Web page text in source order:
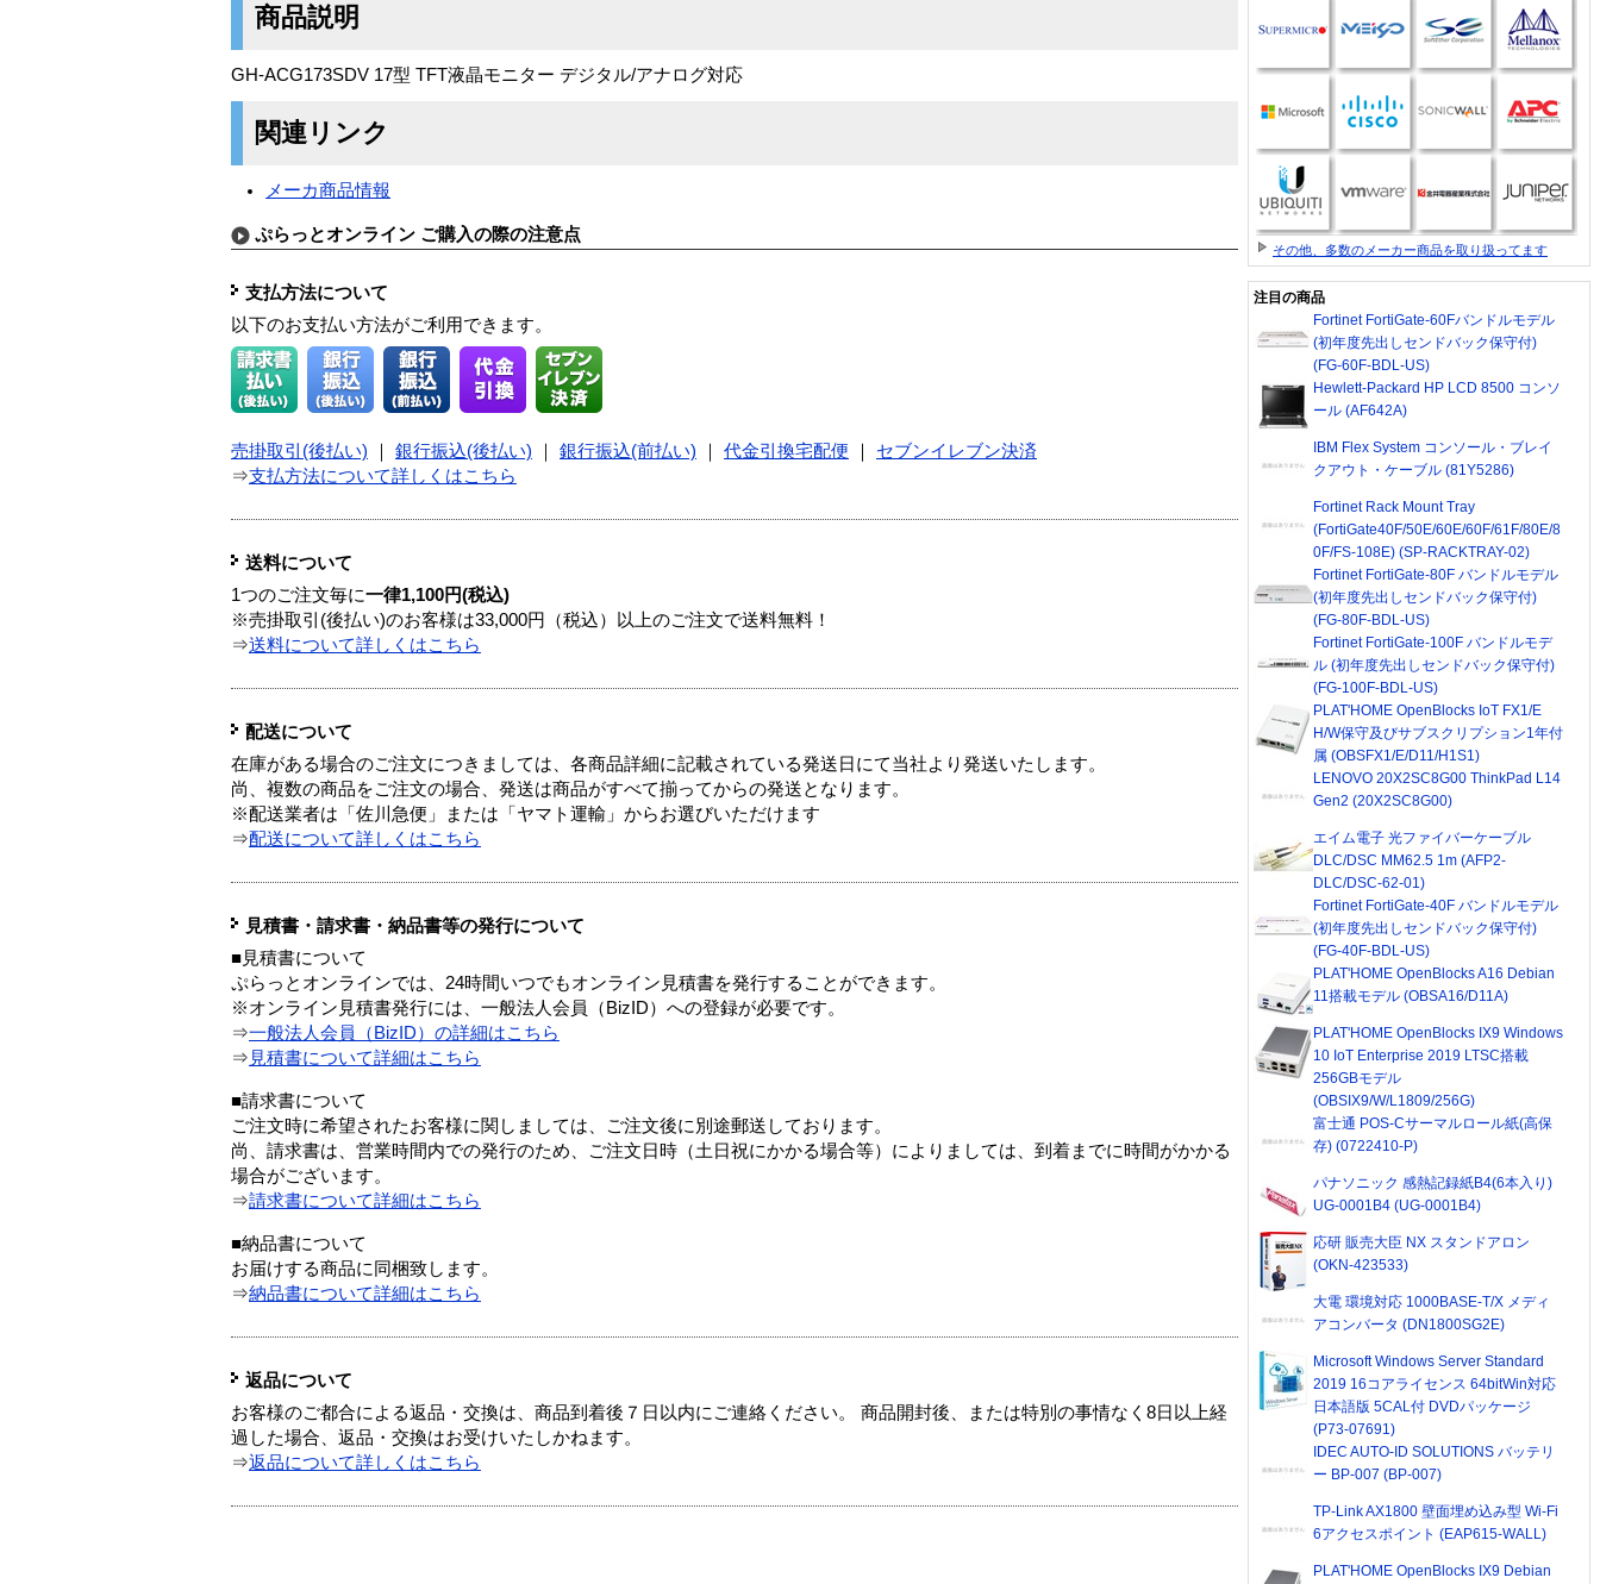
商品説明
GH-ACG173SDV 17型 TFT液晶モニター デジタル/アナログ対応
関連リンク
メーカ商品情報
ぷらっとオンライン ご購入の際の注意点
支払方法について
以下のお支払い方法がご利用できます。
売掛取引(後払い) 銀行振込(後払い) 銀行振込(前払い) 代金引換宅配便
セブンイレブン決済
⇒支払方法について詳しくはこちら
送料について
1つのご注文毎に一律1,100円(税込)
※売掛取引(後払い)のお客様は33,000円（税込）以上のご注文で送料無料！
⇒送料について詳しくはこちら
配送について
在庫がある場合のご注文につきましては、各商品詳細に記載されている発送日にて当社より発送いたします。
尚、複数の商品をご注文の場合、発送は商品がすべて揃ってからの発送となります。
※配送業者は「佐川急便」または「ヤマト運輸」からお選びいただけます
⇒配送について詳しくはこちら
見積書・請求書・納品書等の発行について
■見積書について
ぷらっとオンラインでは、24時間いつでもオンライン見積書を発行することができます。
※オンライン見積書発行には、一般法人会員（BizID）への登録が必要です。
⇒一般法人会員（BizID）の詳細はこちら
⇒ 見積書について詳細はこちら
■請求書について
ご注文時に希望されたお客様に関しましては、ご注文後に別途郵送しております。
尚、請求書は、営業時間内での発行のため、ご注文日時（土日祝にかかる場合等）によりましては、到着までに時間がかかる
場合がございます。
⇒請求書について詳細はこちら
■納品書について
お届けする商品に同梱致します。
⇒納品書について詳細はこちら
返品について
お客様のご都合による返品・交換は、商品到着後７日以内にご連絡ください。 商品開封後、または特別の事情なく8日以上経
過した場合、返品・交換はお受けいたしかねます。
⇒返品について詳しくはこちら
その他、多数のメーカー商品を取り扱ってます
注目の商品
Fortinet FortiGate-60Fバンドルモデル
(初年度先出しセンドバック保守付)
(FG-60F-BDL-US)
Hewlett-Packard HP LCD 8500 コンソ
ール (AF642A)
IBM Flex System コンソール・ブレイ
クアウト・ケーブル (81Y5286)
Fortinet Rack Mount Tray
(FortiGate40F/50E/60E/60F/61F/80E/8
0F/FS-108E) (SP-RACKTRAY-02)
Fortinet FortiGate-80F バンドルモデル
(初年度先出しセンドバック保守付)
(FG-80F-BDL-US)
Fortinet FortiGate-100F バンドルモデ
ル (初年度先出しセンドバック保守付)
(FG-100F-BDL-US)
PLAT'HOME OpenBlocks IoT FX1/E
H/W保守及びサブスクリプション1年付
属 (OBSFX1/E/D11/H1S1)
LENOVO 20X2SC8G00 ThinkPad L14
Gen2 (20X2SC8G00)
エイム電子 光ファイバーケーブル
DLC/DSC MM62.5 1m (AFP2-
DLC/DSC-62-01)
Fortinet FortiGate-40F バンドルモデル
(初年度先出しセンドバック保守付)
(FG-40F-BDL-US)
PLAT'HOME OpenBlocks A16 Debian
11搭載モデル (OBSA16/D11A)
PLAT'HOME OpenBlocks IX9 Windows
10 IoT Enterprise 2019 LTSC搭載
256GBモデル
(OBSIX9/W/L1809/256G)
富士通 POS-Cサーマルロール紙(高保
存) (0722410-P)
パナソニック 感熱記録紙B4(6本入り)
UG-0001B4 (UG-0001B4)
応研 販売大臣 NX スタンドアロン
(OKN-423533)
大電 環境対応 1000BASE-T/X メディ
アコンバータ (DN1800SG2E)
Microsoft Windows Server Standard
2019 16コアライセンス 64bitWin対応
日本語版 5CAL付 DVDパッケージ
(P73-07691)
IDEC AUTO-ID SOLUTIONS バッテリ
ー BP-007 (BP-007)
TP-Link AX1800 壁面埋め込み型 Wi-Fi
6アクセスポイント (EAP615-WALL)
PLAT'HOME OpenBlocks IX9 Debian